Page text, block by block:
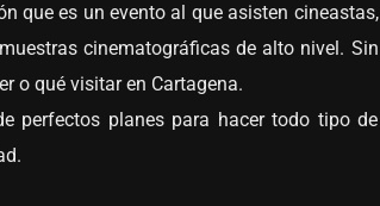
que es un evento al que asisten cineastas,
cinematográficas de alto nivel. Sin
o qué visitar en Cartagena.
perfectos planes para hacer todo tipo de